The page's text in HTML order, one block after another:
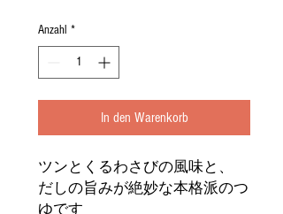
Anzahl *
In den Warenkorb
ツンとくるわさびの風味と、
だしの旨みが絶妙な本格派のつ
ゆです